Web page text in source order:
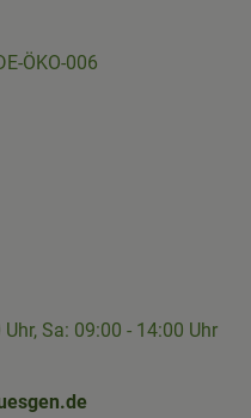
ÖKO-006
https://
Link zu https://
Sa: 09:00 - 14:00 Uhr